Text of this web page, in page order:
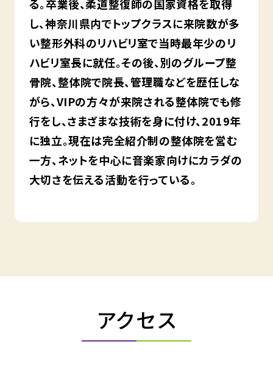
る。卒業後、柔道整復師の国家資格を取得
し、神奈川県内でトップクラスに来院数が多
い整形外科のリハビリ室で当時最年少のリ
ハビリ室長に就任。その後、別のグループ整
骨院、整体院で院長、管理職などを歴任しな
がら、VIPの方々が来院される整体院でも修
行をし、さまざまな技術を身に付け、2019年
に独立。現在は完全紹介制の整体院を営む
一方、ネットを中心に音楽家向けにカラダの
大切さを伝える活動を行っている。
アクセス